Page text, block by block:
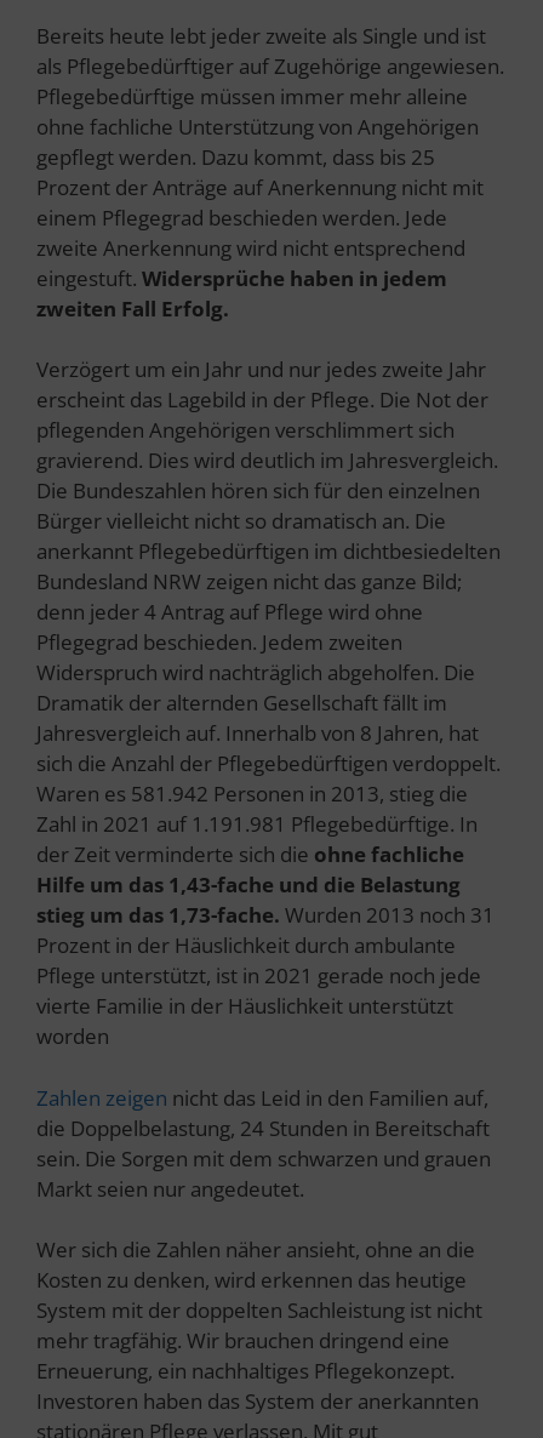
Bereits heute lebt jeder zweite als Single und ist
als Pflegebedürftiger auf Zugehörige angewiesen.
Pflegebedürftige müssen immer mehr alleine
ohne fachliche Unterstützung von Angehörigen
gepflegt werden. Dazu kommt, dass bis 25
Prozent der Anträge auf Anerkennung nicht mit
einem Pflegegrad beschieden werden. Jede
zweite Anerkennung wird nicht entsprechend
eingestuft. Widersprüche haben in jedem
zweiten Fall Erfolg.
Verzögert um ein Jahr und nur jedes zweite Jahr
erscheint das Lagebild in der Pflege. Die Not der
pflegenden Angehörigen verschlimmert sich
gravierend. Dies wird deutlich im Jahresvergleich.
Die Bundeszahlen hören sich für den einzelnen
Bürger vielleicht nicht so dramatisch an. Die
anerkannt Pflegebedürftigen im dichtbesiedelten
Bundesland NRW zeigen nicht das ganze Bild;
denn jeder 4 Antrag auf Pflege wird ohne
Pflegegrad beschieden. Jedem zweiten
Widerspruch wird nachträglich abgeholfen. Die
Dramatik der alternden Gesellschaft fällt im
Jahresvergleich auf. Innerhalb von 8 Jahren, hat
sich die Anzahl der Pflegebedürftigen verdoppelt.
Waren es 581.942 Personen in 2013, stieg die
Zahl in 2021 auf 1.191.981 Pflegebedürftige. In
der Zeit verminderte sich die ohne fachliche
Hilfe um das 1,43-fache und die Belastung
stieg um das 1,73-fache. Wurden 2013 noch 31
Prozent in der Häuslichkeit durch ambulante
Pflege unterstützt, ist in 2021 gerade noch jede
vierte Familie in der Häuslichkeit unterstützt
worden
Zahlen zeigen nicht das Leid in den Familien auf,
die Doppelbelastung, 24 Stunden in Bereitschaft
sein. Die Sorgen mit dem schwarzen und grauen
Markt seien nur angedeutet.
Wer sich die Zahlen näher ansieht, ohne an die
Kosten zu denken, wird erkennen das heutige
System mit der doppelten Sachleistung ist nicht
mehr tragfähig. Wir brauchen dringend eine
Erneuerung, ein nachhaltiges Pflegekonzept.
Investoren haben das System der anerkannten
stationären Pflege verlassen. Mit gut